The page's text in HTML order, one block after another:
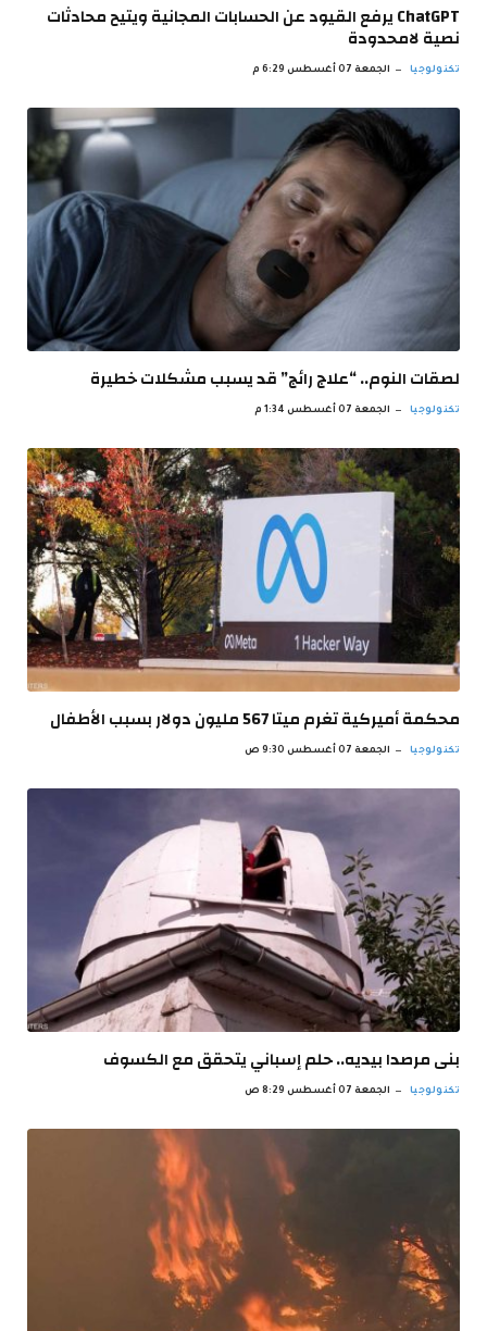
ChatGPT يرفع القيود عن الحسابات المجانية ويتيح محادثات
نصية لامحدودة
تكنولوجيا الجمعة 07 أغسطس 6:29 م
لصقات النوم.. “علاج رائج” قد يسبب مشكلات خطيرة
تكنولوجيا الجمعة 07 أغسطس 1:34 م
محكمة أميركية تغرم ميتا 567 مليون دولار بسبب الأطفال
تكنولوجيا الجمعة 07 أغسطس 9:30 ص
بنى مرصدا بيديه.. حلم إسباني يتحقق مع الكسوف
تكنولوجيا الجمعة 07 أغسطس 8:29 ص